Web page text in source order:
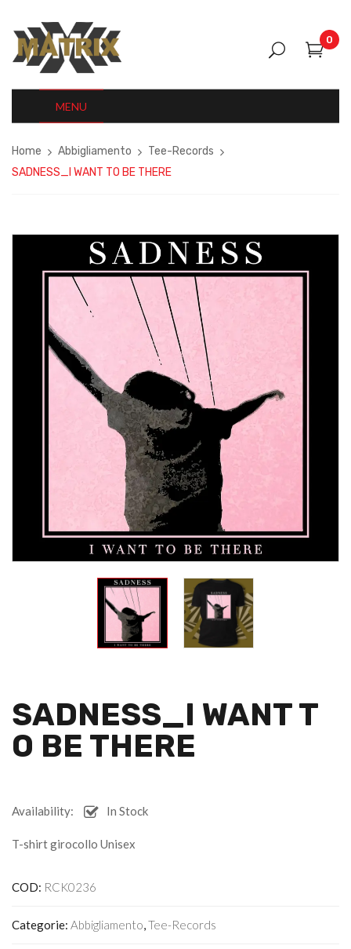
0
MENU
Home Abbigliamento
Tee-Records
SADNESS_I WANT TO BE THERE
SADNESS_I WANT T
O BE THERE
Availability: In Stock
T-shirt girocollo Unisex
COD: RCK0236
Categorie: Abbigliamento,Tee-Records